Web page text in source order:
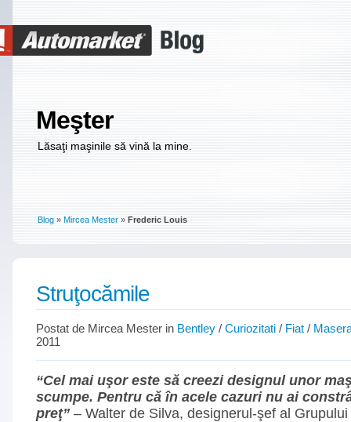
Meşter
Lăsaţi maşinile să vină la mine.
Blog » Mircea Mester » Frederic Louis
Struţocămile
Postat de Mircea Mester in Bentley / Curiozitati / Fiat /
2011
“Cel mai uşor este să creezi designul unor
scumpe. Pentru că în acele cazuri nu ai
preţ” – Walter de Silva, designerul-şef al